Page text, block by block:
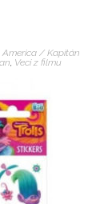
America / Kapitán
, Veci z filmu